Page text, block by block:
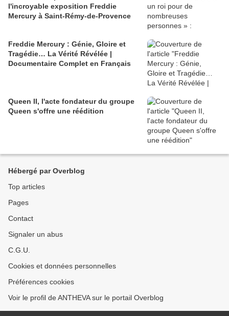
l'incroyable exposition Freddie
Mercury à Saint-Rémy-de-Provence
Freddie Mercury : Génie, Gloire et
Tragédie… La Vérité Révélée |
Documentaire Complet en Français
Queen II, l'acte fondateur du groupe
Queen s'offre une réédition
Hébergé par Overblog
Top articles
Pages
Contact
Signaler un abus
C.G.U.
Cookies et données personnelles
Préférences cookies
Voir le profil de ANTHEVA sur le portail Overblog